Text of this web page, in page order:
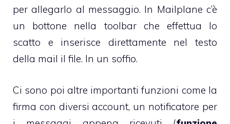
per allegarlo al messaggio. In Mailplane c’è
un bottone nella toolbar che effettua lo
scatto e inserisce direttamente nel testo
della mail il file. In un soffio.
Ci sono poi altre importanti funzioni come la
firma con diversi account, un notificatore per